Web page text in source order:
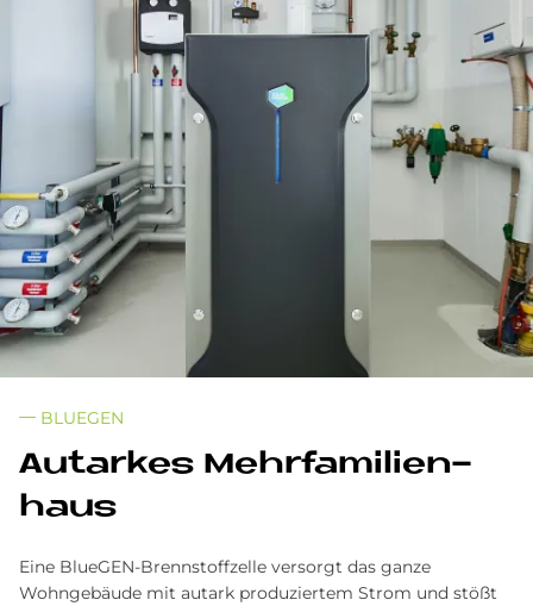
BLUEGEN
Aut­ar­kes Mehr­fa­mi­li­en­
haus
Eine BlueGEN-Brennstoffzelle versorgt das ganze
Wohngebäude mit autark produziertem Strom und stößt